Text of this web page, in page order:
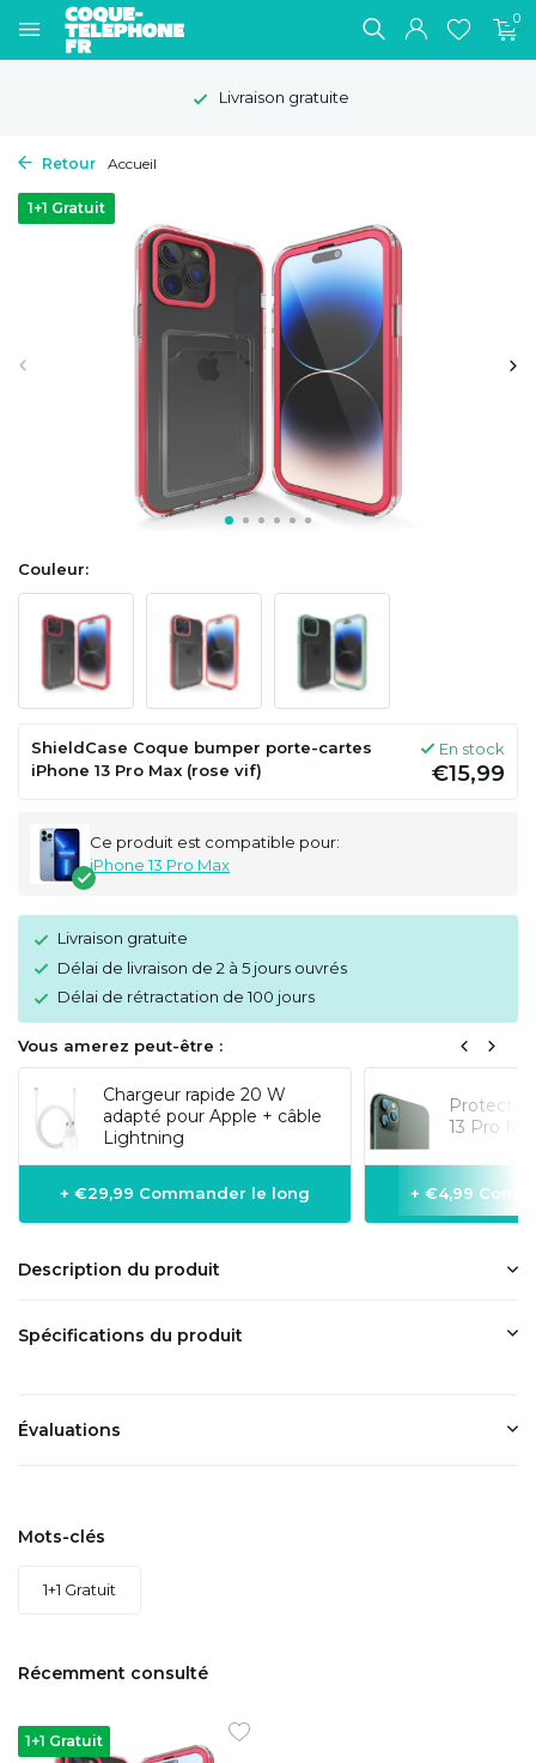
0
Livraison gratuite
Retour Accueil
1+1 Gratuit
Couleur:
ShieldCase Coque bumper porte-cartes
iPhone 13 Pro Max (rose vif)
En stock
€15,99
Ce produit est compatible pour:
iPhone 13 Pro Max
Livraison gratuite
Délai de livraison de 2 à 5 jours ouvrés
Délai de rétractation de 100 jours
Vous amerez peut-être :
Chargeur rapide 20 W
adapté pour Apple + câble
Lightning
+ €29,99 Commander le long
13 Pro
+ €4,99
Description du produit
Spécifications du produit
Évaluations
Mots-clés
1+1 Gratuit
Récemment consulté
1+1 Gratuit